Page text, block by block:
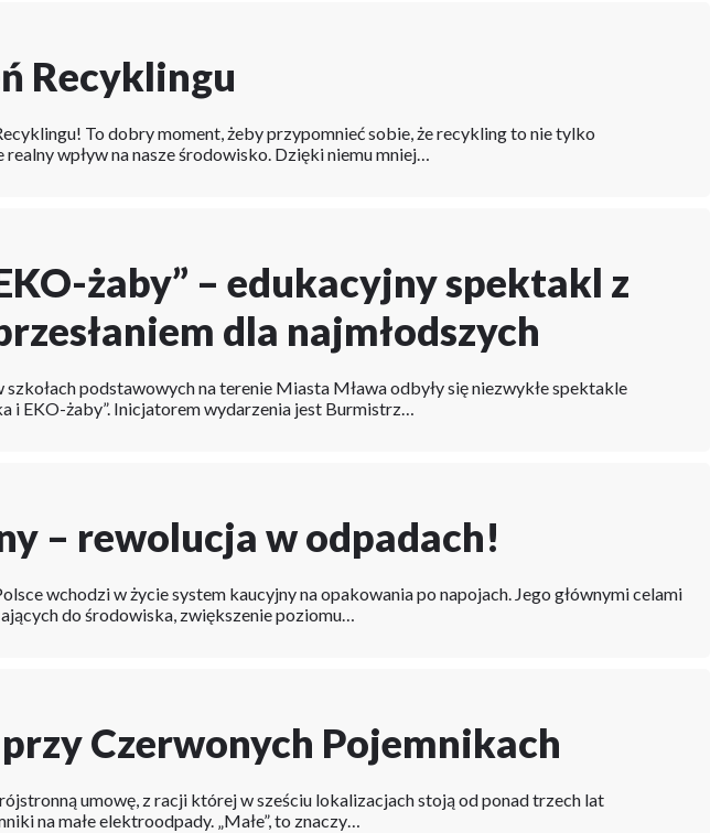
Recyklingu
To dobry moment, żeby przypomnieć sobie, że recykling to nie tylko
wpływ na nasze środowisko. Dzięki niemu mniej…
żaby” – edukacyjny spektakl z
dla najmłodszych
podstawowych na terenie Miasta Mława odbyły się niezwykłe spektakle
i EKO-żaby”. Inicjatorem wydarzenia jest Burmistrz…
– rewolucja w odpadach!
wchodzi w życie system kaucyjny na opakowania po napojach. Jego głównymi celami
do środowiska, zwiększenie poziomu…
Czerwonych Pojemnikach
umowę, z racji której w sześciu lokalizacjach stoją od ponad trzech lat
na małe elektroodpady. „Małe”, to znaczy…